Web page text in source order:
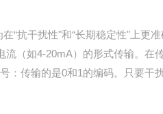
“抗干扰性"和“长期稳定性"上
（如4-20mA）的形式传输。
传输的是0和1的编码。只要干